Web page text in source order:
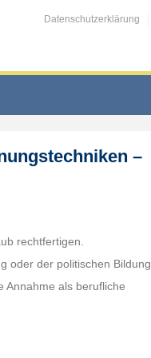
Datenschutzerklärung
–
rechtfertigen.
oder der politischen Bildung.
Annahme als berufliche